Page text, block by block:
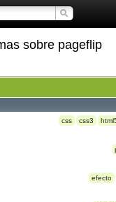
sobre pageflip
css css3
efecto